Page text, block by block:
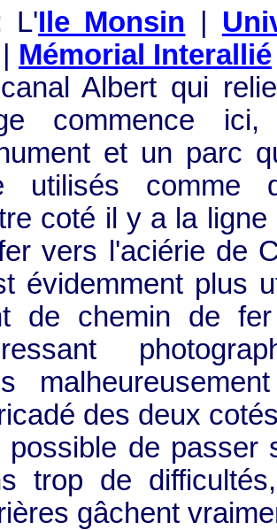
L'Ile Monsin
Mémorial Interallié
Albert qui
commence
et un parc
utilisés comme
coté il y a la
vers l'aciérie de
évidemment plus
de chemin de
des deux
possible de passer
trop de
gâchent